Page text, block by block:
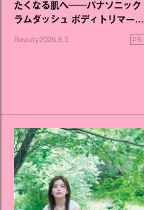
たくなる肌へ──パナソニック
ラムダッシュ ボディトリマーが
Beauty2026.8.5 PR